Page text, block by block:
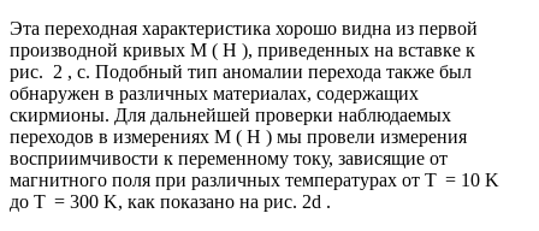
Эта переходная характеристика хорошо видна из первой
производной кривых M ( H ), приведенных на вставке к
рис. 2 , c. Подобный тип аномалии перехода также был
обнаружен в различных материалах, содержащих
скирмионы. Для дальнейшей проверки наблюдаемых
переходов в измерениях M ( H ) мы провели измерения
восприимчивости к переменному току, зависящие от
магнитного поля при различных температурах от T = 10 K
до T = 300 K, как показано на рис. 2d .